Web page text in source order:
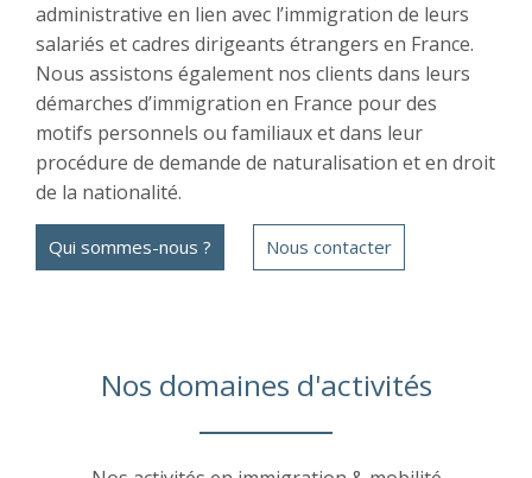
administrative en lien avec l’immigration de leurs
salariés et cadres dirigeants étrangers en France.
Nous assistons également nos clients dans leurs
démarches d’immigration en France pour des
motifs personnels ou familiaux et dans leur
procédure de demande de naturalisation et en droit
de la nationalité.
Qui sommes-nous ? Nous contacter
Nos domaines d'activités